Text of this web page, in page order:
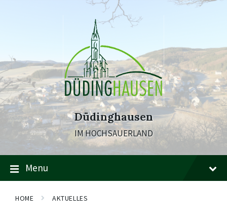
Düdinghausen
IM HOCHSAUERLAND
Menu
HOME AKTUELLES